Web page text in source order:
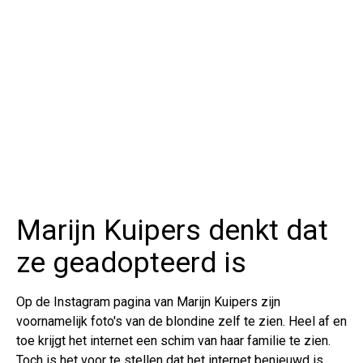
Marijn Kuipers denkt dat
ze geadopteerd is
Op de Instagram pagina van Marijn Kuipers zijn
voornamelijk foto's van de blondine zelf te zien. Heel af en
toe krijgt het internet een schim van haar familie te zien.